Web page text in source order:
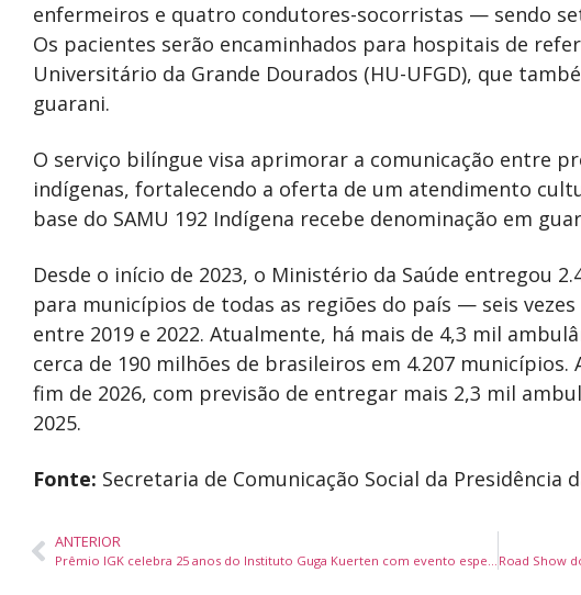
enfermeiros e quatro condutores-socorristas — sendo
Os pacientes serão encaminhados para hospitais de
Universitário da Grande Dourados (HU-UFGD), que
guarani.
O serviço bilíngue visa aprimorar a comunicação entre
indígenas, fortalecendo a oferta de um atendimento
base do SAMU 192 Indígena recebe denominação em
Desde o início de 2023, o Ministério da Saúde entregou
para municípios de todas as regiões do país — seis
entre 2019 e 2022. Atualmente, há mais de 4,3 mil
cerca de 190 milhões de brasileiros em 4.207 municípios.
fim de 2026, com previsão de entregar mais 2,3 mil
2025.
Fonte: Secretaria de Comunicação Social da Presidência
ANTERIOR
Prêmio IGK celebra 25 anos do Instituto Guga Kuerten com evento especial em Florianópolis